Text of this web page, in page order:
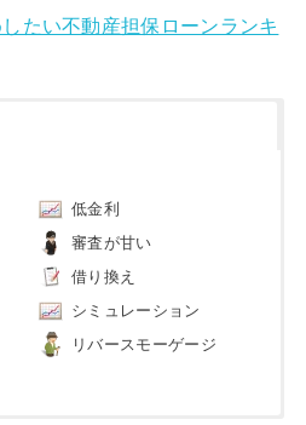
たい不動産担保ローンランキ
低金利
審査が甘い
借り換え
シミュレーション
リバースモーゲージ